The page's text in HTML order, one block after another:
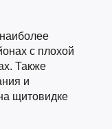
с плохой
Также
и
щитовидке